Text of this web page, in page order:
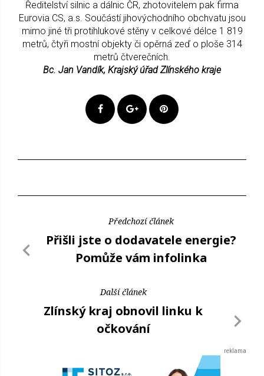
Ředitelství silnic a dálnic ČR, zhotovitelem pak firma
Eurovia CS, a.s. Součástí jihovýchodního obchvatu jsou
mimo jiné tři protihlukové stěny v celkové délce 1 819
metrů, čtyři mostní objekty či opěrná zeď o ploše 314
metrů čtverečních.
Bc. Jan Vandík, Krajský úřad Zlínského kraje
Předchozí článek
Přišli jste o dodavatele energie?
Pomůže vám infolinka
Další článek
Zlínský kraj obnovil linku k
očkování